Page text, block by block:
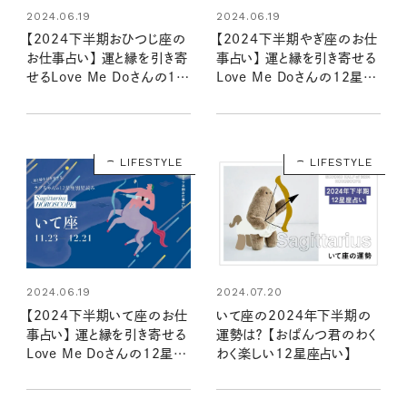
2024.06.19
【2024下半期おひつじ座の
お仕事占い】 運と縁を引き寄
せるLove Me Doさんの12
2024.06.19
【2024下半期やぎ座のお仕
事占い】 運と縁を引き寄せる
Love Me Doさんの12星座
LIFESTYLE
2024.06.19
【2024下半期いて座のお仕
事占い】 運と縁を引き寄せる
Love Me Doさんの12星座
LIFESTYLE
2024.07.20
いて座の2024年下半期の
運勢は？ 【おぱんつ君のわく
わく楽しい12星座占い】